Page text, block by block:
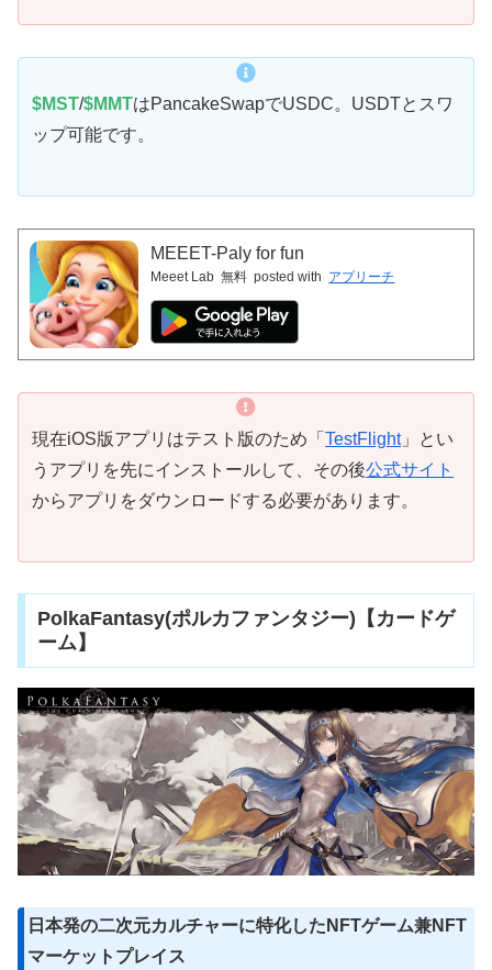
$MST/$MMTはPancakeSwapでUSDC。USDTとスワ
ップ可能です。
MEEET-Paly for fun
Meeet Lab 無料 posted with アプリーチ
現在iOS版アプリはテスト版のため「 TestFlight」とい
うアプリを先にインストールして、その後公式サイト
からアプリをダウンロードする必要があります。
PolkaFantasy(ポルカファンタジー)【カードゲ
ーム】
日本発の二次元カルチャーに特化したNFTゲーム兼NFT
マーケットプレイス